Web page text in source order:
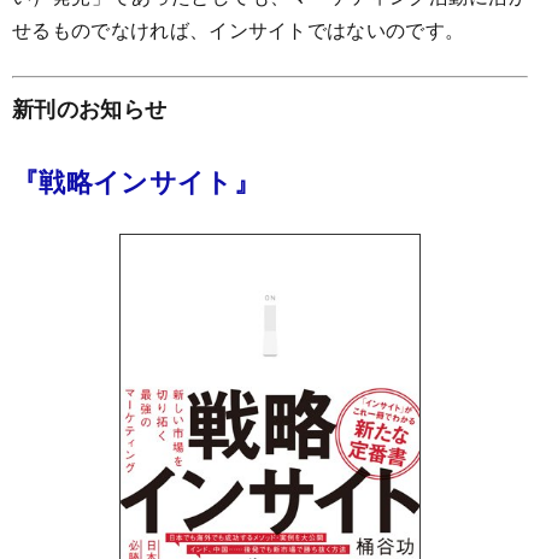
せるものでなければ、インサイトではないのです。
新刊のお知らせ
『戦略インサイト』